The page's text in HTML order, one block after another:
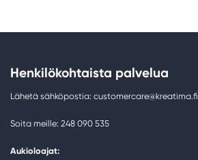
Henkilökohtaista palvelua
Lähetä sähköpostia: customercare@kreatima.fi
Soita meille: 248 090 535
Aukioloajat: